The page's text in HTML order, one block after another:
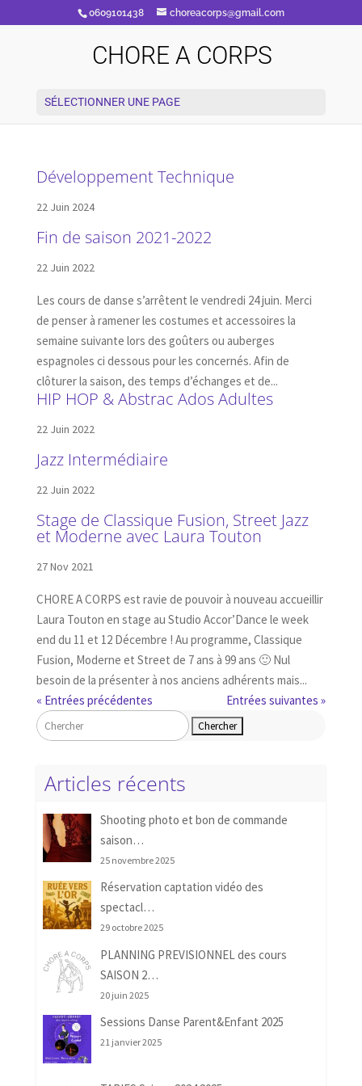
0609101438 choreacorps@gmail.com
CHORE A CORPS
SÉLECTIONNER UNE PAGE
Développement Technique
22 Juin 2024
Fin de saison 2021-2022
22 Juin 2022
Les cours de danse s’arrêtent le vendredi 24 juin. Merci
de penser à ramener les costumes et accessoires la
semaine suivante lors des goûters ou auberges
espagnoles ci dessous pour les concernés. Afin de
clôturer la saison, des temps d’échanges et de...
HIP HOP & Abstrac Ados Adultes
22 Juin 2022
Jazz Intermédiaire
22 Juin 2022
Stage de Classique Fusion, Street Jazz
et Moderne avec Laura Touton
27 Nov 2021
CHORE A CORPS est ravie de pouvoir à nouveau accueillir
Laura Touton en stage au Studio Accor’Dance le week
end du 11 et 12 Décembre ! Au programme, Classique
Fusion, Moderne et Street de 7 ans à 99 ans 🙂 Nul
besoin de la présenter à nos anciens adhérents mais...
« Entrées précédentes
Entrées suivantes »
Rechercher:
Articles récents
Shooting photo et bon de commande
saison…
25 novembre 2025
Réservation captation vidéo des
spectacl…
29 octobre 2025
PLANNING PREVISIONNEL des cours
SAISON 2…
20 juin 2025
Sessions Danse Parent&Enfant 2025
21 janvier 2025